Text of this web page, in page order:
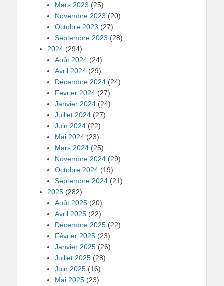
Mars 2023 (25)
Novembre 2023 (20)
Octobre 2023 (27)
Septembre 2023 (28)
2024 (294)
Août 2024 (24)
Avril 2024 (29)
Décembre 2024 (24)
Fevrier 2024 (27)
Janvier 2024 (24)
Juillet 2024 (27)
Juin 2024 (22)
Mai 2024 (23)
Mars 2024 (25)
Novembre 2024 (29)
Octobre 2024 (19)
Septembre 2024 (21)
2025 (282)
Août 2025 (20)
Avril 2025 (22)
Décembre 2025 (22)
Février 2025 (23)
Janvier 2025 (26)
Juillet 2025 (28)
Juin 2025 (16)
Mai 2025 (23)